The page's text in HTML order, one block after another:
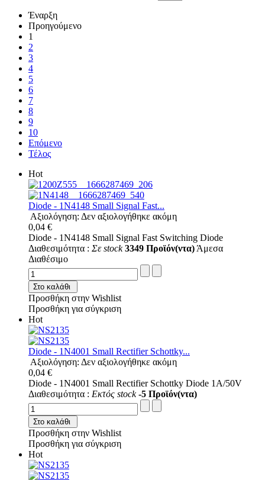
Έναρξη
Προηγούμενο
1
2
3
4
5
6
7
8
9
10
Επόμενο
Τέλος
Hot
Diode - 1N4148 Small Signal Fast...
Αξιολόγηση: Δεν αξιολογήθηκε ακόμη
0,04 €
Diode - 1N4148 Small Signal Fast Switching Diode
Διαθεσιμότητα : Σε stock 3349 Προϊόν(ντα) Άμεσα
Διαθέσιμο
Στο καλάθι
Προσθήκη στην Wishlist
Προσθήκη για σύγκριση
Hot
Diode - 1N4001 Small Rectifier Schottky...
Αξιολόγηση: Δεν αξιολογήθηκε ακόμη
0,04 €
Diode - 1N4001 Small Rectifier Schottky Diode 1A/50V
Διαθεσιμότητα : Εκτός stock -5 Προϊόν(ντα)
Στο καλάθι
Προσθήκη στην Wishlist
Προσθήκη για σύγκριση
Hot